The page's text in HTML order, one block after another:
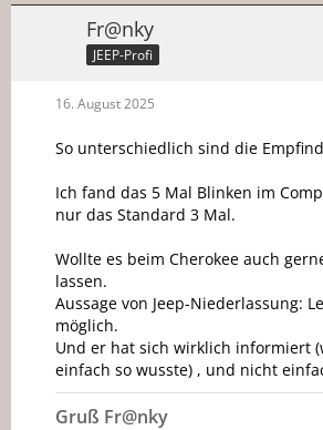
Fr@nky
JEEP-Profi
16. August 2025
So unterschiedlich sind die
Ich fand das 5 Mal Blinken im
nur das Standard 3 Mal.
Wollte es beim Cherokee auch
lassen.
Aussage von Jeep-Niederlassung:
möglich.
Und er hat sich wirklich informiert
einfach so wusste) , und nicht
Gruß Fr@nky